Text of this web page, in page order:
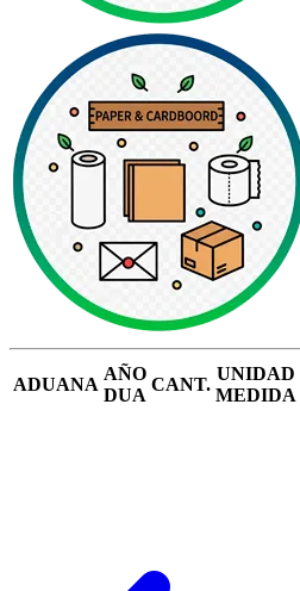
ADUANA
AÑO
DUA
CANT.
UNIDAD
MEDIDA